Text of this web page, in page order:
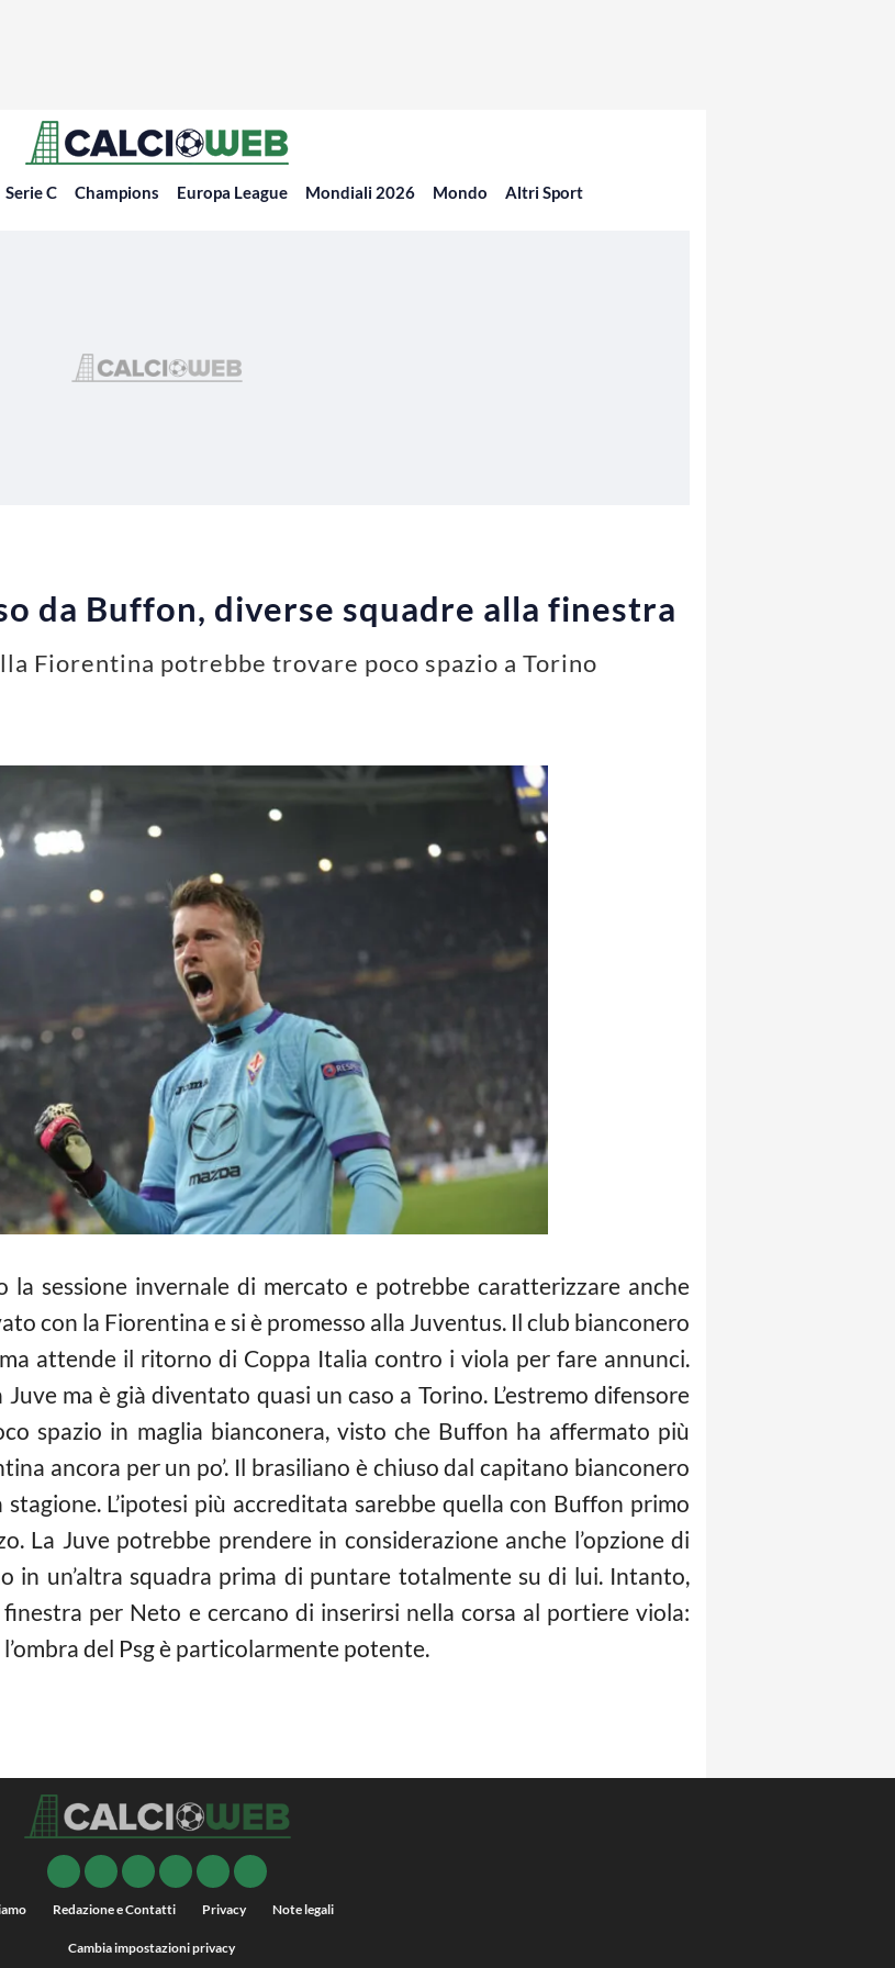
Serie C Champions Europa League Mondiali 2026 Mondo Altri Sport
da Buffon, diverse squadre alla finestra
Fiorentina potrebbe trovare poco spazio a Torino
sessione invernale di mercato e potrebbe caratterizzare anche
con la Fiorentina e si è promesso alla Juventus. Il club bianconero
attende il ritorno di Coppa Italia contro i viola per fare annunci.
ma è già diventato quasi un caso a Torino. L’estremo difensore
spazio in maglia bianconera, visto che Buffon ha affermato più
ancora per un po’. Il brasiliano è chiuso dal capitano bianconero
L’ipotesi più accreditata sarebbe quella con Buffon primo
La Juve potrebbe prendere in considerazione anche l’opzione di
in un’altra squadra prima di puntare totalmente su di lui. Intanto,
per Neto e cercano di inserirsi nella corsa al portiere viola:
del Psg è particolarmente potente.
Redazione e Contatti Privacy Note legali
Cambia impostazioni privacy